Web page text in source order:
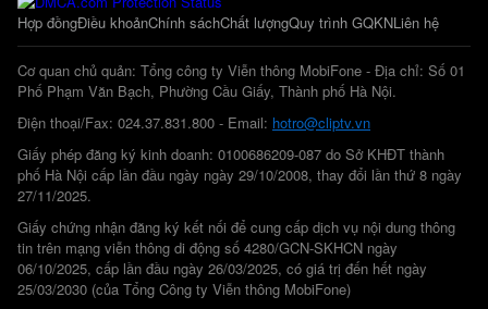
Hợp đồngĐiều khoảnChính sáchChất lượngQuy trình GQKNLiên hệ
Cơ quan chủ quản: Tổng công ty Viễn thông MobiFone - Địa chỉ: Số 01
Phố Phạm Văn Bạch, Phường Cầu Giấy, Thành phố Hà Nội.
Điện thoại/Fax: 024.37.831.800 - Email: hotro@cliptv.vn
Giấy phép đăng ký kinh doanh: 0100686209-087 do Sở KHĐT thành
phố Hà Nội cấp lần đầu ngày ngày 29/10/2008, thay đổi lần thứ 8 ngày
27/11/2025.
Giấy chứng nhận đăng ký kết nối để cung cấp dịch vụ nội dung thông
tin trên mạng viễn thông di động số 4280/GCN-SKHCN ngày
06/10/2025, cấp lần đầu ngày 26/03/2025, có giá trị đến hết ngày
25/03/2030 (của Tổng Công ty Viễn thông MobiFone)